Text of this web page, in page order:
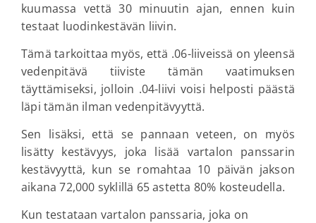
kuumassa vettä 30 minuutin ajan, ennen kuin
testaat luodinkestävän liivin.
Tämä tarkoittaa myös, että .06-liiveissä on yleensä
vedenpitävä tiiviste tämän vaatimuksen
täyttämiseksi, jolloin .04-liivi voisi helposti päästä
läpi tämän ilman vedenpitävyyttä.
Sen lisäksi, että se pannaan veteen, on myös
lisätty kestävyys, joka lisää vartalon panssarin
kestävyyttä, kun se romahtaa 10 päivän jakson
aikana 72,000 syklillä 65 astetta 80% kosteudella.
Kun testataan vartalon panssaria, joka on